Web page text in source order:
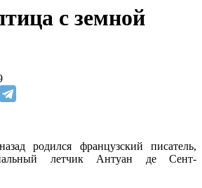
с земной
родился французский писатель,
летчик Антуан де Сент-